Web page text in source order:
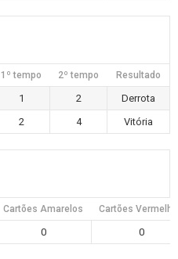
1º tempo 2º tempo Resultado
1 2
Derrota
2 4 Vitória
Cartões Amarelos Cartões
0 0